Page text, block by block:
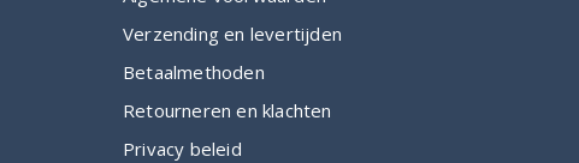
Verzending en levertijden
Betaalmethoden
Retourneren en klachten
Privacy beleid